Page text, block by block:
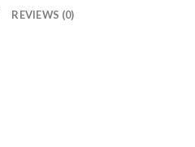
REVIEWS (0)